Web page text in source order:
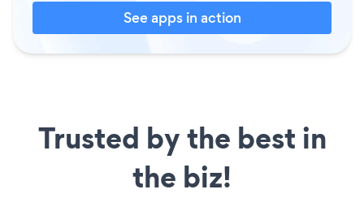
See apps in action
Trusted by the best in
the biz!